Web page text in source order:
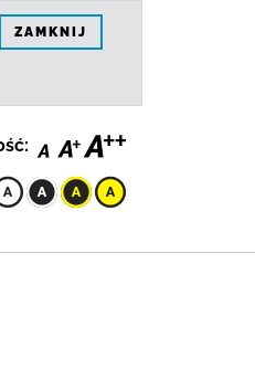
ZAMKNIJ